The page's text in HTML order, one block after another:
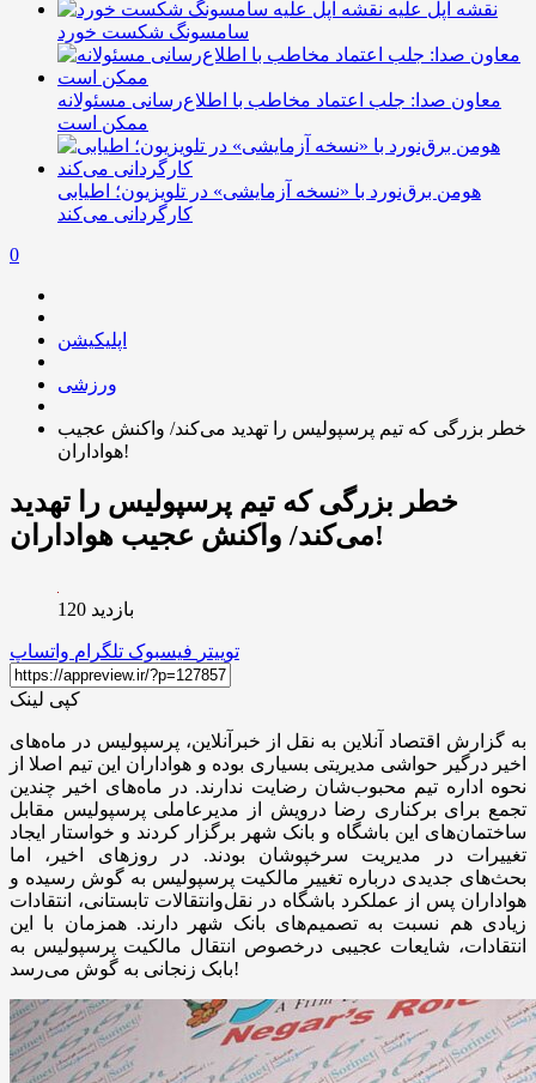
نقشه اپل علیه
سامسونگ شکست خورد
معاون صدا: جلب اعتماد مخاطب با اطلاع‌رسانی مسئولانه
ممکن است
هومن برق‌نورد با «نسخه آزمایشی» در تلویزیون؛ اطیابی
کارگردانی می‌کند
0
اپلیکیشن
ورزشی
خطر بزرگی که تیم پرسپولیس را تهدید می‌کند/ واکنش عجیب
هواداران!
خطر بزرگی که تیم پرسپولیس را تهدید
می‌کند/ واکنش عجیب هواداران!
بازدید 120
توییتر فیسبوک تلگرام واتساپ
کپی لینک
به گزارش اقتصاد آنلاین به نقل از خبرآنلاین، پرسپولیس در ماه‌های
اخیر درگیر حواشی مدیریتی بسیاری بوده و هواداران این تیم اصلا از
نحوه اداره تیم محبوب‌شان رضایت ندارند. در ماه‌های اخیر چندین
تجمع برای برکناری رضا درویش از مدیرعاملی پرسپولیس مقابل
ساختمان‌های این باشگاه و بانک شهر برگزار کردند و خواستار ایجاد
تغییرات در مدیریت سرخپوشان بودند. در روز‌های اخیر، اما
بحث‌های جدیدی درباره تغییر مالکیت پرسپولیس به گوش رسیده و
هواداران پس از عملکرد باشگاه در نقل‌وانتقالات تابستانی، انتقادات
زیادی هم نسبت به تصمیم‌های بانک شهر دارند. همزمان با این
انتقادات، شایعات عجیبی درخصوص انتقال مالکیت پرسپولیس به
بابک زنجانی به گوش می‌رسد!